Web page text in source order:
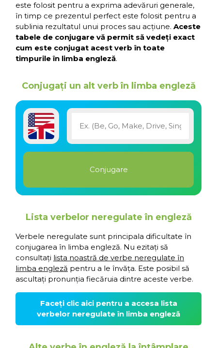
este folosit pentru a exprima adevăruri generale,
în timp ce prezentul perfect este folosit pentru a
sublinia rezultatul unui proces sau acțiune. Aceste
tabele de conjugare vă permit să vedeți exact
cum este conjugat acest verb în toate
timpurile în limba engleză.
Conjugați un alt verb în limba engleză
Lista verbelor neregulate în engleză
Verbele neregulate sunt principala dificultate în
conjugarea în limba engleză. Nu ezitați să
consultați lista noastră de verbe neregulate în
limba engleză pentru a le învăța. Este posibil să
ascultați pronunția fiecăruia dintre aceste verbe.
Faceți clic aici pentru a accesa lista
verbelor neregulate în limba engleză